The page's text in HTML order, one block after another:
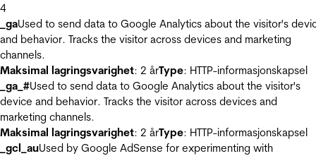
4
_gaUsed to send data to Google Analytics about the visitor's
and behavior. Tracks the visitor across devices and marketing
channels.
Maksimal lagringsvarighet: 2 årType: HTTP-informasjonskapsel
_ga_#Used to send data to Google Analytics about the visitor's
device and behavior. Tracks the visitor across devices and
marketing channels.
Maksimal lagringsvarighet: 2 årType: HTTP-informasjonskapsel
_gcl_auUsed by Google AdSense for experimenting with